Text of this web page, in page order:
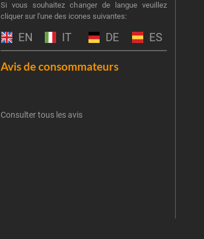
Si vous souhaitez changer de langue veuillez
cliquer sur l'une des icones suivantes:
EN IT DE ES
Avis de consommateurs
Consulter tous les avis